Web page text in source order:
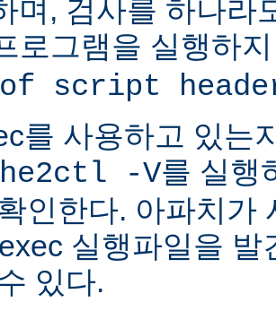
며, 검사를 하나라
로그램을 실행하
script
를 사용하고 있는
-V를 실행
인한다. 아파치가
실행파일을 발
있다.